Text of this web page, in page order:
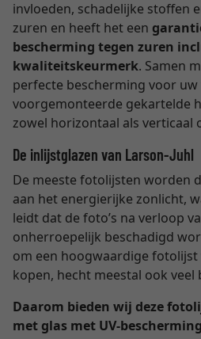
invloeden, schadelijke stoffen
zuren en heeft het een
bescherming tegen zuren
kwaliteitskeurmerk. Samen
perfecte bescherming voor
voorgemonteerde gekartelde
zowel horizontaal als verticaal
De inlijstglazen van Larson-Juhl
De meeste fotolijsten worden
aan het energierijke zonlicht,
leidt dat de foto’s na verloop
onherroepelijk beschadigd
om een hoogwaardige fotolijst
kopen, hecht meestal ook veel
Daarom bieden wij deze
met glas met UV-